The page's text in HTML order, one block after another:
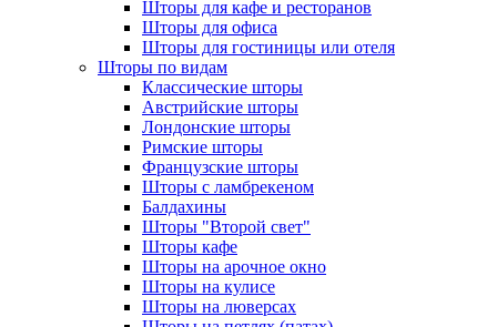
Шторы для кафе и ресторанов
Шторы для офиса
Шторы для гостиницы или отеля
Шторы по видам
Классические шторы
Австрийские шторы
Лондонские шторы
Римские шторы
Французские шторы
Шторы с ламбрекеном
Балдахины
Шторы "Второй свет"
Шторы кафе
Шторы на арочное окно
Шторы на кулисе
Шторы на люверсах